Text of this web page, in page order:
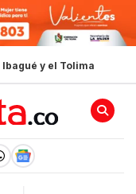
y el Tolima